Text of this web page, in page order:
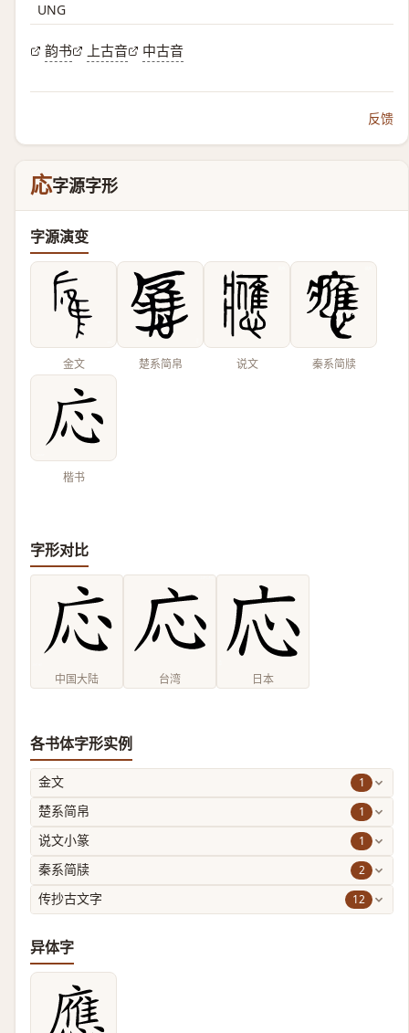
UNG
韵书 上古音 中古音
反馈
応字源字形
字源演变
金文 楚系简帛 说文 秦系简牍
楷书
字形对比
中国大陆 台湾 日本
各书体字形实例
金文 1
楚系简帛 1
说文小篆 1
秦系简牍 2
传抄古文字 12
异体字